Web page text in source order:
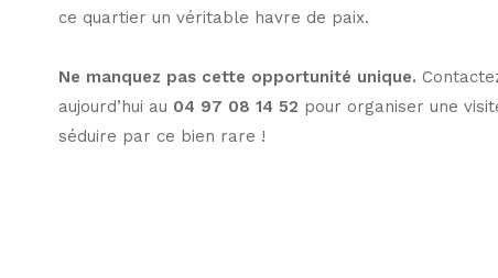
ce quartier un véritable havre de paix.
Ne manquez pas cette opportunité unique.
aujourd’hui au 04 97 08 14 52 pour organiser une
séduire par ce bien rare !